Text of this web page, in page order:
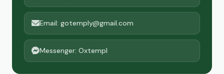
Email: gotemply@gmail.com
Messenger: Oxtempl